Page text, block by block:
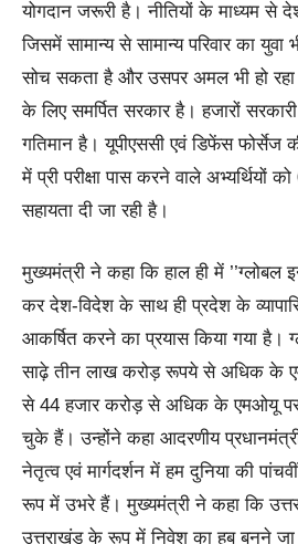
योगदान जरूरी है। नीतियों के माध्यम से
जिसमें सामान्य से सामान्य परिवार का युवा
सोच सकता है और उसपर अमल भी हो रहा
के लिए समर्पित सरकार है। हजारों सरकारी
गतिमान है। यूपीएससी एवं डिफेंस फोर्सेज
में प्री परीक्षा पास करने वाले अभ्यर्थियों
सहायता दी जा रही है।
मुख्यमंत्री ने कहा कि हाल ही में ’’ग्लोबल
कर देश-विदेश के साथ ही प्रदेश के
आकर्षित करने का प्रयास किया गया है।
साढ़े तीन लाख करोड़ रूपये से अधिक के
से 44 हजार करोड़ से अधिक के एमओयू पर
चुके हैं। उन्होंने कहा आदरणीय
नेतृत्व एवं मार्गदर्शन में हम दुनिया की
रूप में उभरे हैं। मुख्यमंत्री ने कहा कि
उत्तराखंड के रूप में निवेश का हब बनने जा